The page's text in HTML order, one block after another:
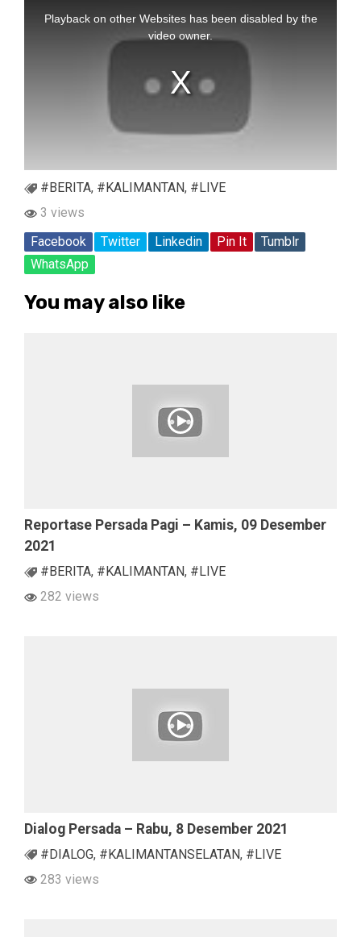
#BERITA, #KALIMANTAN, #LIVE
3 views
Facebook
Twitter Linkedin Pin It
Tumblr
WhatsApp
You may also like
Reportase Persada Pagi – Kamis, 09 Desember
2021
#BERITA, #KALIMANTAN, #LIVE
282 views
Dialog Persada – Rabu, 8 Desember 2021
#DIALOG, #KALIMANTANSELATAN, #LIVE
283 views